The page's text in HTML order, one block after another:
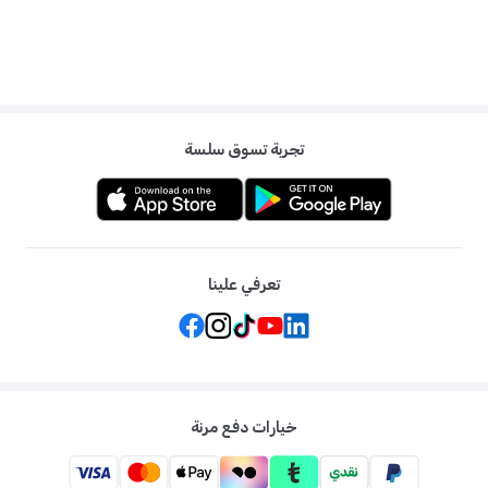
تجربة تسوق سلسة
تعرفي علينا
خيارات دفع مرنة